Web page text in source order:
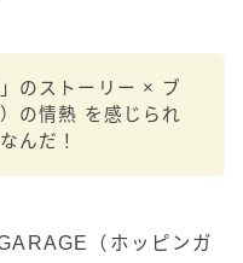
のストーリー × ブ
の情熱 を感じられ
んだ！
（ホッピンガ